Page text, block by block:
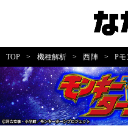
TOP > 機種解析 > 西陣 > P